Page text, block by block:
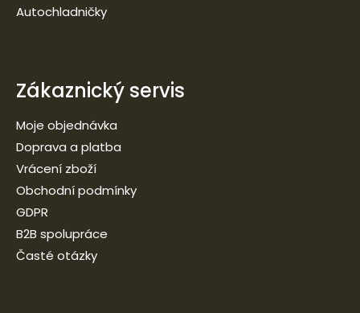
Autochladničky
Zákaznický servis
Moje objednávka
Doprava a platba
Vrácení zboží
Obchodní podmínky
GDPR
B2B spolupráce
Časté otázky